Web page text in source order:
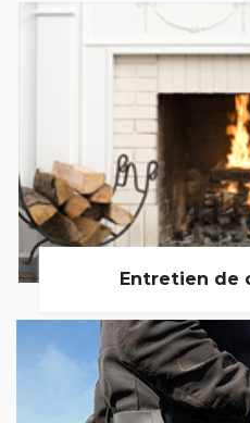
Entretien de